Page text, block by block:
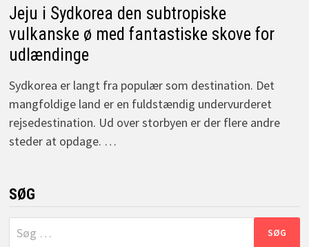
Jeju i Sydkorea den subtropiske
vulkanske ø med fantastiske skove for
udlændinge
Sydkorea er langt fra populær som destination. Det
mangfoldige land er en fuldstændig undervurderet
rejsedestination. Ud over storbyen er der flere andre
steder at opdage. …
SØG
Søg